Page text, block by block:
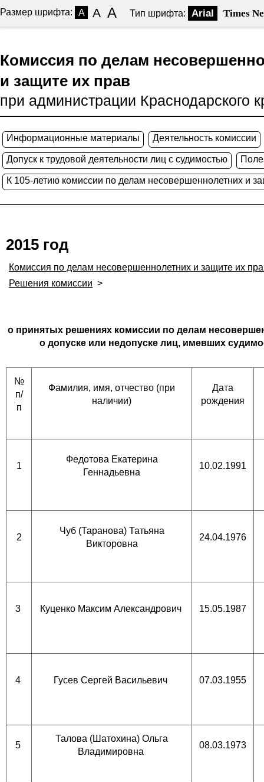
Размер шрифта: A A A Тип шрифта: Arial Times
Комиссия по делам
и защите их прав
при администрации Краснодарского
Информационные материалы Деятельность комиссии
Допуск к трудовой деятельности лиц с судимостью
К 105-летию комиссии по делам несовершеннолетних и
2015 год
Комиссия по делам несовершеннолетних и защите их
Решения комиссии >
о принятых решениях комиссии по делам
о допуске или недопуске лиц, имевших
№
п/
п
Фамилия, имя, отчество (при
наличии)
Дата
рождения
1
Федотова Екатерина
Геннадьевна
10.02.1991
2
Чуб (Таранова) Татьяна
Викторовна
24.04.1976
3 Куценко Максим Александрович 15.05.1987
4 Гусев Сергей Васильевич 07.03.1955
5
Талова (Шатохина) Ольга
Владимировна
08.03.1973